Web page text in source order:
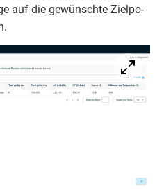
auf die gewünsch­te Ziel­po­